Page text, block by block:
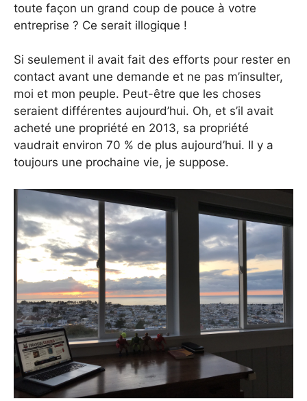
toute façon un grand coup de pouce à votre
entreprise ? Ce serait illogique !
Si seulement il avait fait des efforts pour rester en
contact avant une demande et ne pas m’insulter,
moi et mon peuple. Peut-être que les choses
seraient différentes aujourd’hui. Oh, et s’il avait
acheté une propriété en 2013, sa propriété
vaudrait environ 70 % de plus aujourd’hui. Il y a
toujours une prochaine vie, je suppose.